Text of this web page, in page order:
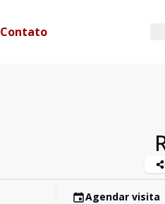
Contato
Agendar visita